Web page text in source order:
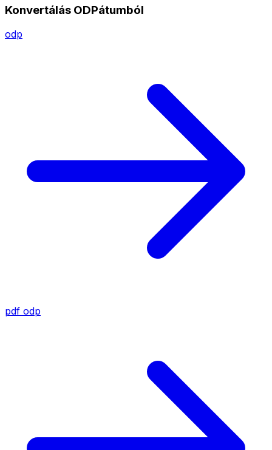
Konvertálás ODPátumból
odp
pdf odp